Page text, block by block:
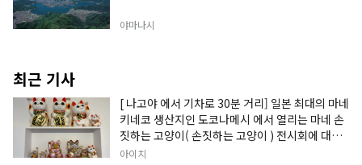
야마나시
최근 기사
[ 나고야 에서 기차로 30분 거리] 일본 최대의 마네
키네코 생산지인 도코나메시 에서 열리는 마네 손
짓하는 고양이( 손짓하는 고양이 ) 전시회에 대한
정보입니다.
아이치